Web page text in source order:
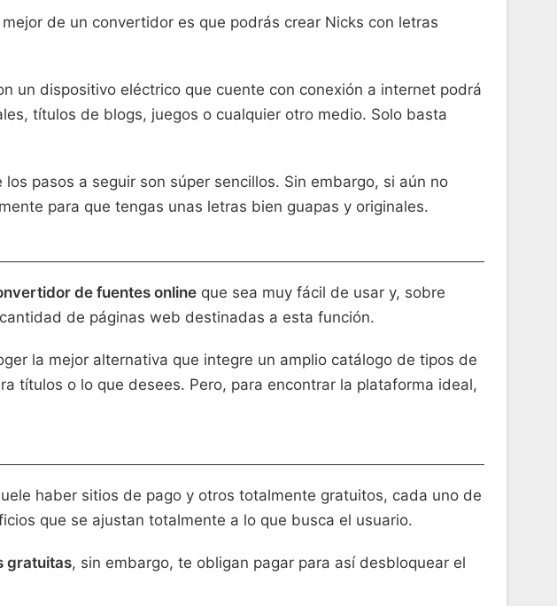
de un convertidor es que podrás crear Nicks con letras
un dispositivo eléctrico que cuente con conexión a internet podrá
títulos de blogs, juegos o cualquier otro medio. Solo basta
pasos a seguir son súper sencillos. Sin embargo, si aún no
para que tengas unas letras bien guapas y originales.
de fuentes onlineque sea muy fácil de usar y, sobre
de páginas web destinadas a esta función.
la mejor alternativa que integre un amplio catálogo de tipos de
títulos o lo que desees. Pero, para encontrar la plataforma ideal,
haber sitios de pago y otros totalmente gratuitos, cada uno de
que se ajustan totalmente a lo que busca el usuario.
gratuitas, sin embargo, te obligan pagar para así desbloquear el